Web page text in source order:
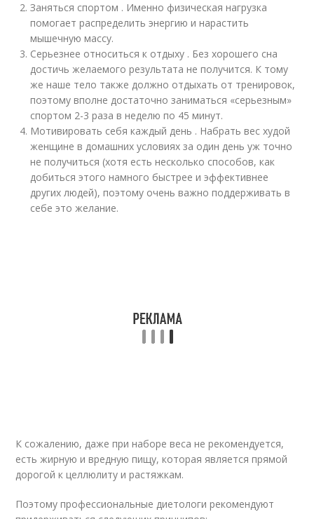
Заняться спортом . Именно физическая нагрузка
помогает распределить энергию и нарастить
мышечную массу.
Серьезнее относиться к отдыху . Без хорошего сна
достичь желаемого результата не получится. К тому
же наше тело также должно отдыхать от тренировок,
поэтому вполне достаточно заниматься «серьезным»
спортом 2-3 раза в неделю по 45 минут.
Мотивировать себя каждый день . Набрать вес худой
женщине в домашних условиях за один день уж точно
не получиться (хотя есть несколько способов, как
добиться этого намного быстрее и эффективнее
других людей), поэтому очень важно поддерживать в
себе это желание.
К сожалению, даже при наборе веса не рекомендуется,
есть жирную и вредную пищу, которая является прямой
дорогой к целлюлиту и растяжкам.
Поэтому профессиональные диетологи рекомендуют